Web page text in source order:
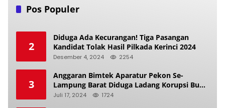
Pos Populer
2
Diduga Ada Kecurangan! Tiga Pasangan
Kandidat Tolak Hasil Pilkada Kerinci 2024
Desember 4, 2024 2254
3
Anggaran Bimtek Aparatur Pekon Se-
Lampung Barat Diduga Ladang Korupsi Buat
Makan Anak Istri
Juli 17, 2024 1724